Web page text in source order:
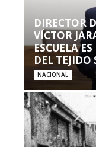
DIRECTOR
VÍCTOR
ESCUELA
DEL TEJIDO
NACIONAL